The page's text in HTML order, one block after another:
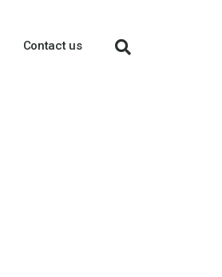
Contact us